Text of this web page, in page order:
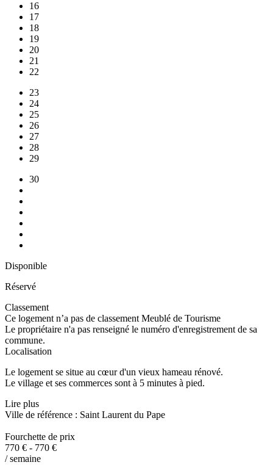
16
17
18
19
20
21
22
23
24
25
26
27
28
29
30
Disponible
Réservé
Classement
Ce logement n’a pas de classement Meublé de Tourisme
Le propriétaire n'a pas renseigné le numéro d'enregistrement de sa
commune.
Localisation
Le logement se situe au cœur d'un vieux hameau rénové.
Le village et ses commerces sont à 5 minutes à pied.
Lire plus
Ville de référence : Saint Laurent du Pape
Fourchette de prix
770 € - 770 €
/ semaine